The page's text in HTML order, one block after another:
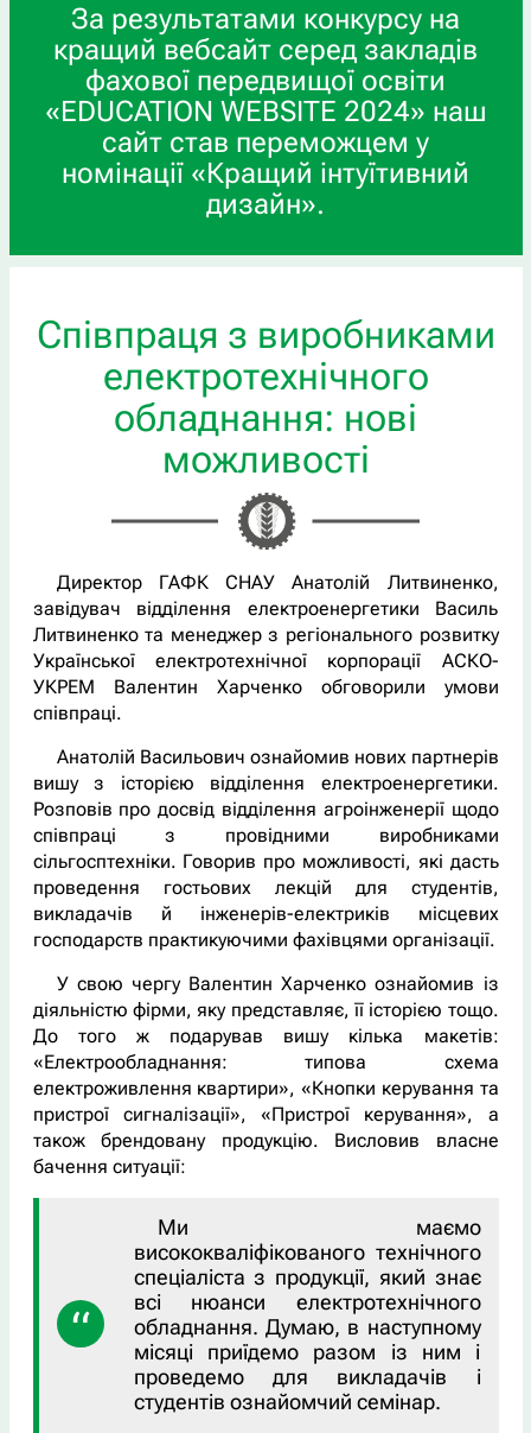
За результатами конкурсу на
кращий вебсайт серед закладів
фахової передвищої освіти
«EDUCATION WEBSITE 2024» наш
сайт став переможцем у
номінації «Кращий інтуїтивний
дизайн».
Співпраця з виробниками
електротехнічного
обладнання: нові
можливості
Директор ГАФК СНАУ Анатолій Литвиненко,
завідувач відділення електроенергетики Василь
Литвиненко та менеджер з регіонального розвитку
Української електротехнічної корпорації АСКО-
УКРЕМ Валентин Харченко обговорили умови
співпраці.
Анатолій Васильович ознайомив нових партнерів
вишу з історією відділення електроенергетики.
Розповів про досвід відділення агроінженерії щодо
співпраці з провідними виробниками
сільгосптехніки. Говорив про можливості, які дасть
проведення гостьових лекцій для студентів,
викладачів й інженерів-електриків місцевих
господарств практикуючими фахівцями організації.
У свою чергу Валентин Харченко ознайомив із
діяльністю фірми, яку представляє, її історією тощо.
До того ж подарував вишу кілька макетів:
«Електрообладнання: типова схема
електроживлення квартири», «Кнопки керування та
пристрої сигналізації», «Пристрої керування», а
також брендовану продукцію. Висловив власне
бачення ситуації:
Ми маємо
висококваліфікованого технічного
спеціаліста з продукції, який знає
всі нюанси електротехнічного
обладнання. Думаю, в наступному
місяці приїдемо разом із ним і
проведемо для викладачів і
студентів ознайомчий семінар.